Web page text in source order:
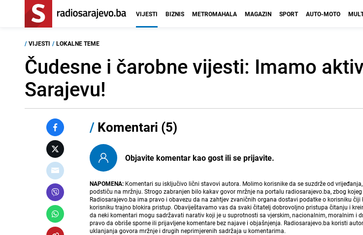
VIJESTI BIZNIS METROMAHALA MAGAZIN SPORT AUTO-MOTO
/ VIJESTI / LOKALNE TEME
Čudesne i čarobne vijesti: Imamo
Sarajevu!
/ Komentari (5)
Objavite komentar kao gost ili se prijavite.
NAPOMENA: Komentari su isključivo lični stavovi autora. Molimo korisnike da se suzdrže od
podstiču na mržnju. Strogo zabranjen bilo kakav govor mržnje na portalu radiosarajevo.ba, zbog
Radiosarajevo.ba ima pravo i obavezu da na zahtjev zvaničnih organa dostavi podatke o korisniku
korisniku trajno blokira pristup. Obaviještavamo vas da svaki čitatelj dobrovoljno pristupa čitanju i
da neki komentari mogu sadržavati narativ koji je u suprotnosti sa vjerskim, nacionalnim, moralnim i
pravo da obriše sporne ili prijavljene komentare bez najave i objašnjenja. Radiosarajevo.ba koristi
uklanjanja govora mržnje i drugih neprimjerenih sadržaja u komentarima.